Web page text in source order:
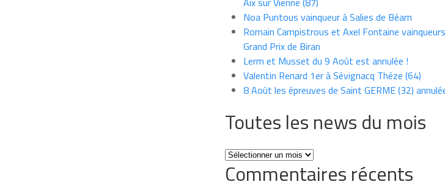
Noa Puntous vainqueur à Salies de Béarn
Romain Campistrous et Axel Fontaine
Grand Prix de Biran
Lerm et Musset du 9 Août est annulée !
Valentin Renard 1er à Sévignacq Théze (64)
8 Août les épreuves de Saint GERME (32)
Toutes les news du mois
Toutes
les
news
Commentaires récents